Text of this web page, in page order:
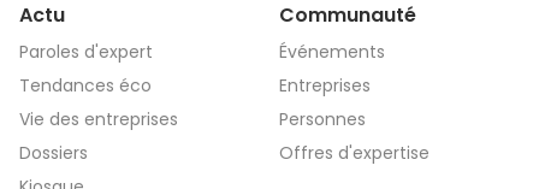
Actu
Paroles d'expert
Tendances éco
Vie des entreprises
Dossiers
Communauté
Événements
Entreprises
Personnes
Offres d'expertise